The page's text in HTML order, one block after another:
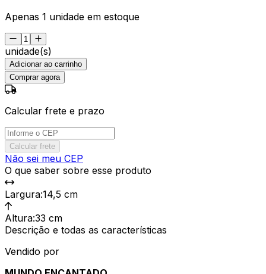
Apenas 1 unidade em estoque
unidade(s)
Adicionar ao carrinho
Comprar agora
Calcular frete e prazo
Calcular frete
Não sei meu CEP
O que saber sobre esse produto
Largura:14,5 cm
Altura:33 cm
Descrição e todas as características
Vendido por